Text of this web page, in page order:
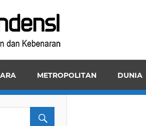
dan
METROPOLITAN DUNIA